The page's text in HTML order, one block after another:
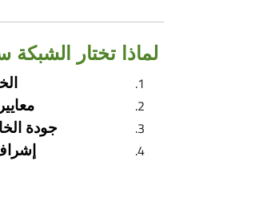
لماذا تختار
جودة